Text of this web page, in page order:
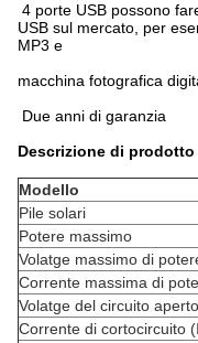
4 porte USB possono
USB sul mercato, per
MP3 e
macchina fotografica
Due anni di garanzia
Descrizione di
Modello
Pile solari
Potere massimo
Volatge massimo di
Corrente massima di
Volatge del circuito
Corrente di cortocircuito